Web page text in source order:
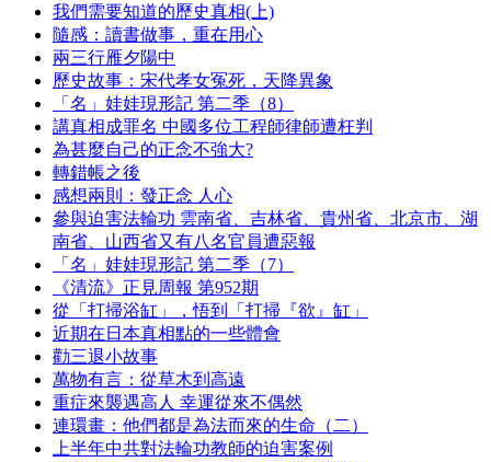
我們需要知道的歷史真相(上)
隨感：讀書做事，重在用心
兩三行雁夕陽中
歷史故事：宋代孝女冤死，天降異象
「名」娃娃現形記 第二季（8）
講真相成罪名 中國多位工程師律師遭枉判
為甚麼自己的正念不強大?
轉錯帳之後
感想兩則：發正念 人心
參與迫害法輪功 雲南省、吉林省、貴州省、北京市、湖
南省、山西省又有八名官員遭惡報
「名」娃娃現形記 第二季（7）
《清流》正見周報 第952期
從「打掃浴缸」，悟到「打掃『欲』缸」
近期在日本真相點的一些體會
勸三退小故事
萬物有言：從草木到高遠
重症來襲遇高人 幸運從來不偶然
連環畫：他們都是為法而來的生命（二）
上半年中共對法輪功教師的迫害案例